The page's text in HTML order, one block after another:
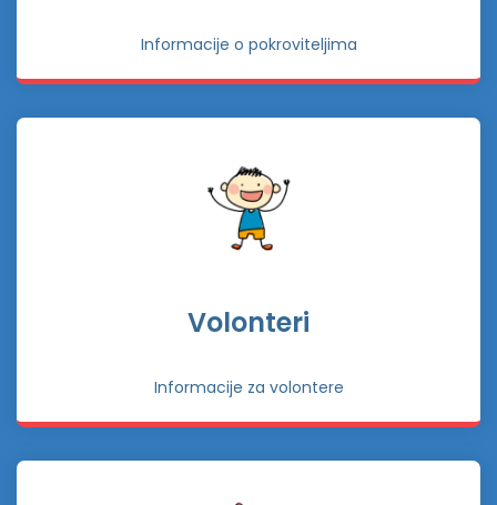
Informacije o pokroviteljima
Volonteri
Informacije za volontere